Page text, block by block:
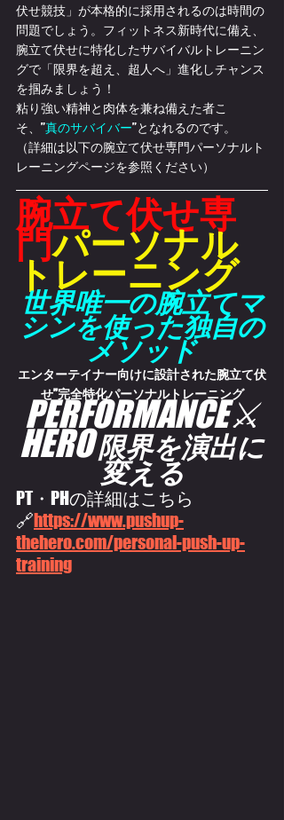
伏せ競技」が本格的に採用されるのは時間の
問題でしょう。フィットネス新時代に備え、
腕立て伏せに特化したサバイバルトレーニン
グで「限界を超え、超人へ」進化しチャンス
を掴みましょう！
粘り強い精神と肉体を兼ね備えた者こ
そ、”真のサバイバー”となれるのです。
（詳細は以下の腕立て伏せ専門パーソナルト
レーニングページを参照ください）
腕立て伏せ専
門パーソナル
トレーニング
世界唯一の腕立てマ
シンを使った独自の
メソッド
エンターテイナー向けに設計された腕立て伏
せ”完全特化パーソナルトレーニング
PERFORMANCE⚔️
HERO限界を演出に
変える
PT・PHの詳細はこちら
🔗https://www.pushup-
thehero.com/personal-push-up-
training